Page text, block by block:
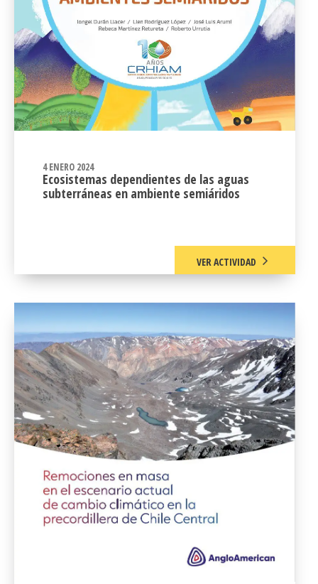
4 ENERO 2024
Ecosistemas dependientes de las aguas
subterráneas en ambiente semiáridos
VER ACTIVIDAD